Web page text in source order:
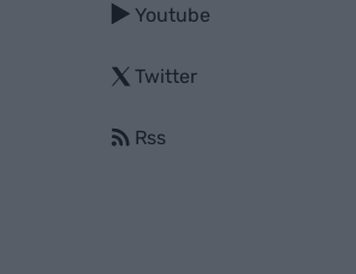
Youtube
Twitter
Rss